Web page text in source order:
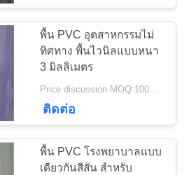
แห้ง
49
พื้น PVC อุตสาหกรรมไม่
ทิศทาง พื้นไวนิลแบบหนา
3 มิลลิเมตร
ติดต่อ
พื้น PVC โรงพยาบาลแบบ
เดียวกันสีสัน สําหรับ